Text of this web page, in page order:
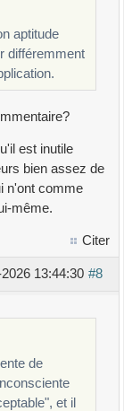
aptitude
différemment
est inutile
bien assez de
n'ont comme
même.
Citer
#8
13:44:30
de
et il